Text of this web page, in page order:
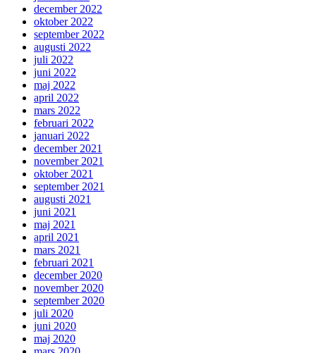
december 2022
oktober 2022
september 2022
augusti 2022
juli 2022
juni 2022
maj 2022
april 2022
mars 2022
februari 2022
januari 2022
december 2021
november 2021
oktober 2021
september 2021
augusti 2021
juni 2021
maj 2021
april 2021
mars 2021
februari 2021
december 2020
november 2020
september 2020
juli 2020
juni 2020
maj 2020